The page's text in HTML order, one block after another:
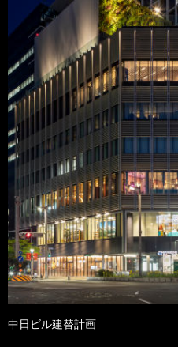
中日ビル建替計画